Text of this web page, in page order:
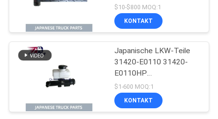
J08C-UJ J08CT OEM
11101-E0541
$10-$800 MOQ:1
KONTAKT
Japanische LKW-Teile
31420-E0110 31420-
E0110HP
Kupplungsnehmerzylinder
für HINO 500 J08E
$1-600 MOQ:1
KONTAKT